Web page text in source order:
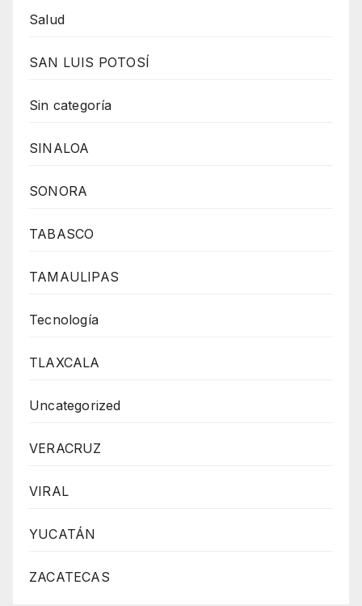
Salud
SAN LUIS POTOSÍ
Sin categoría
SINALOA
SONORA
TABASCO
TAMAULIPAS
Tecnología
TLAXCALA
Uncategorized
VERACRUZ
VIRAL
YUCATÁN
ZACATECAS